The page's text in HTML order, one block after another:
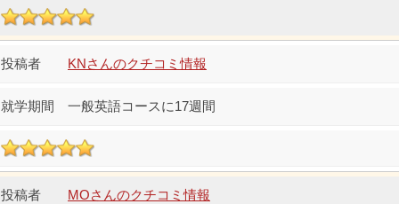
KNさんのクチコミ情報
一般英語コースに17週間
MOさんのクチコミ情報